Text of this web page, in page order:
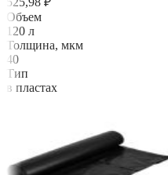
Объем
120 л
Толщина, мкм
40
Тип
в пластах